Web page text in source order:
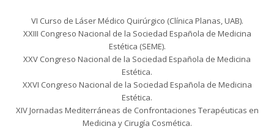
VI Curso de Láser Médico Quirúrgico (Clínica Planas, UAB).
XXIII Congreso Nacional de la Sociedad Española de Medicina
Estética (SEME).
XXV Congreso Nacional de la Sociedad Española de Medicina
Estética.
XXVI Congreso Nacional de la Sociedad Española de Medicina
Estética.
XIV Jornadas Mediterráneas de Confrontaciones Terapéuticas en
Medicina y Cirugía Cosmética.